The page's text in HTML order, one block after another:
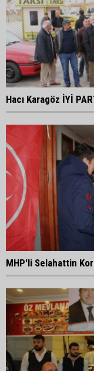
Hacı Karagöz İYİ
MHP'li Selahattin